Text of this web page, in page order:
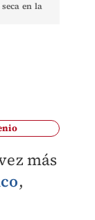
en la
más
,